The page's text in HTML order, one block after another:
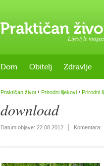
Lifestyle
Dom Obitelj Zdravlje
Praktičan život › Prirodni lijekovi › Prirodni
download
Datum objave: 22.08.2012 Komentara: